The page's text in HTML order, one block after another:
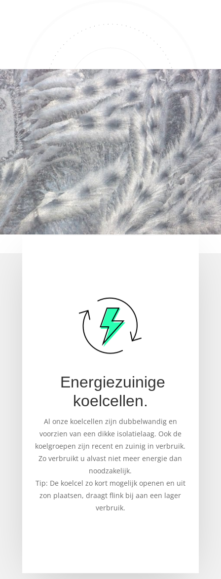
Energiezuinige
koelcellen.
Al onze koelcellen zijn dubbelwandig en
voorzien van een dikke isolatielaag. Ook de
koelgroepen zijn recent en zuinig in verbruik.
Zo verbruikt u alvast niet meer energie dan
noodzakelijk.
Tip: De koelcel zo kort mogelijk openen en uit
zon plaatsen, draagt flink bij aan een lager
verbruik.